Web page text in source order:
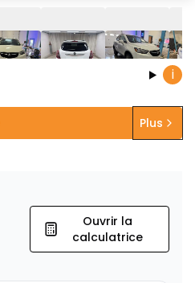
i
Plus
Ouvrir la
calculatrice